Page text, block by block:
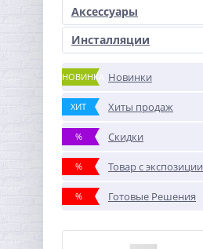
Аксессуары
Инсталляции
НОВИНКА Новинки
ХИТ Хиты продаж
% Скидки
% Товар с экспозиции
% Готовые Решения